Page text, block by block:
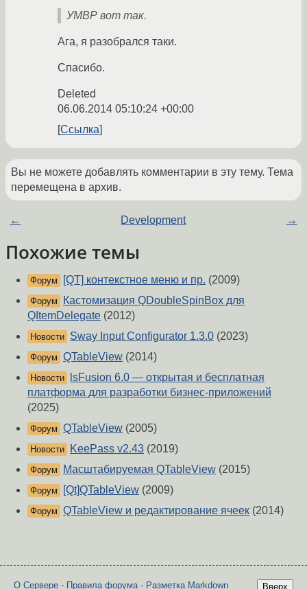
УМВР вот так.
Ага, я разобрался таки.
Спасибо.
Deleted
06.06.2014 05:10:24 +00:00
Ссылка
Вы не можете добавлять комментарии в эту тему. Тема
перемещена в архив.
← Development →
Похожие темы
Форум [QT] контекстное меню и пр. (2009)
Форум
Кастомизация QDoubleSpinBox для
QItemDelegate (2012)
Новости Sway Input Configurator 1.3.0 (2023)
Форум QTableView (2014)
Новости
lsFusion 6.0 — открытая и бесплатная
платформа для разработки бизнес-приложений
(2025)
Форум QTableView (2005)
Новости KeePass v2.43 (2019)
Форум Масштабируемая QTableView (2015)
Форум [Qt]QTableView (2009)
Форум QTableView и редактирование ячеек (2014)
Вверх
О Сервере - Правила форума- Разметка Markdown